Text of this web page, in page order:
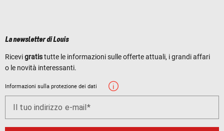
La newsletter di Louis
Ricevigratistutte le informazioni sulle offerte attuali, i grandi affari
o le novità interessanti.
Informazioni sulla protezione dei dati
Il tuo indirizzo e-mail